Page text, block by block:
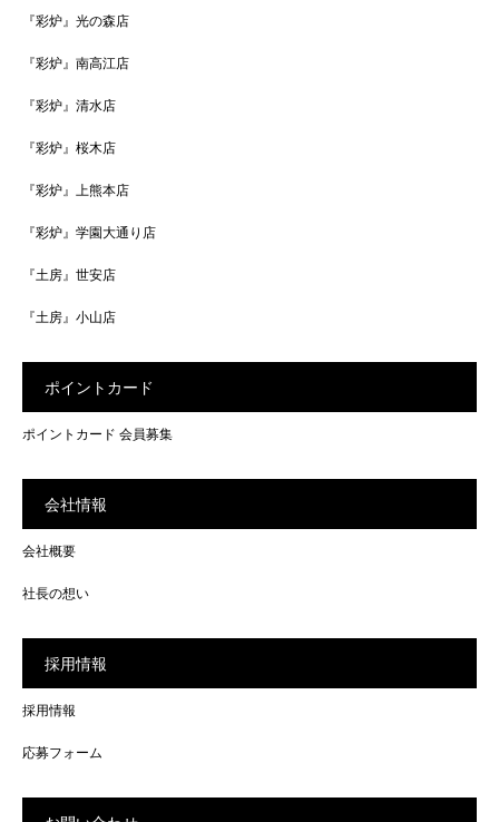
『彩炉』光の森店
『彩炉』南高江店
『彩炉』清水店
『彩炉』桜木店
『彩炉』上熊本店
『彩炉』学園大通り店
『土房』世安店
『土房』小山店
ポイントカード
ポイントカード 会員募集
会社情報
会社概要
社長の想い
採用情報
採用情報
応募フォーム